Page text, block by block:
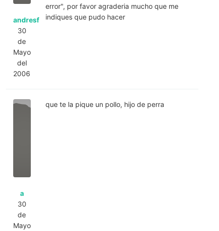
andresf
30
de
Mayo
del
2006
error", por favor agraderia mucho que me
indiques que pudo hacer
a
30
de
Mayo
que te la pique un pollo, hijo de perra